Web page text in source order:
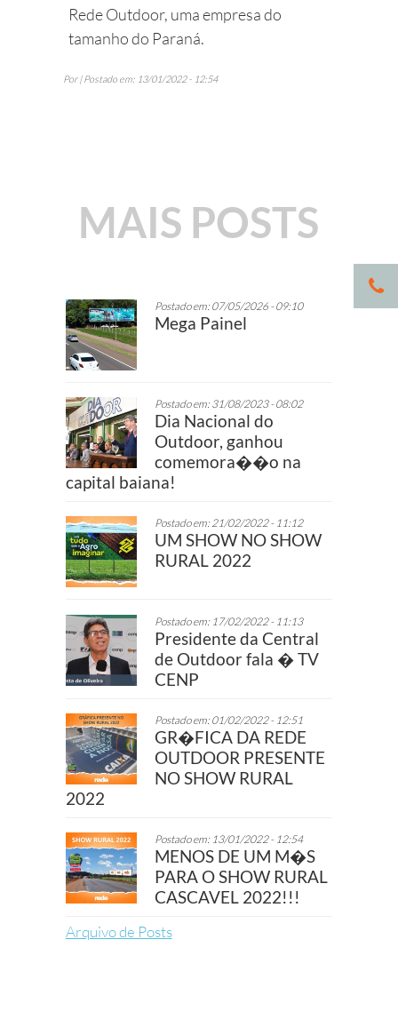
Rede Outdoor, uma empresa do
tamanho do Paraná.
Por | Postado em: 13/01/2022 - 12:54
MAIS POSTS
Postado em: 07/05/2026 - 09:10
Mega Painel
Postado em: 31/08/2023 - 08:02
Dia Nacional do
Outdoor, ganhou
comemora��o na
capital baiana!
Postado em: 21/02/2022 - 11:12
UM SHOW NO SHOW
RURAL 2022
Postado em: 17/02/2022 - 11:13
Presidente da Central
de Outdoor fala � TV
CENP
Postado em: 01/02/2022 - 12:51
GR�FICA DA REDE
OUTDOOR PRESENTE
NO SHOW RURAL
2022
Postado em: 13/01/2022 - 12:54
MENOS DE UM M�S
PARA O SHOW RURAL
CASCAVEL 2022!!!
Arquivo de Posts